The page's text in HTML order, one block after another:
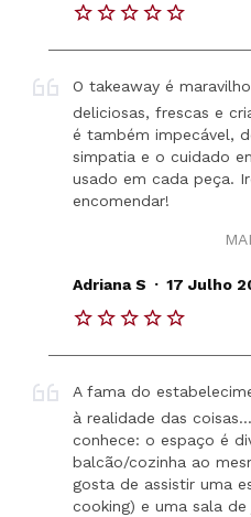
O takeaway é
deliciosas, frescas e
é também impecável,
simpatia e o cuidado
usado em cada peça.
encomendar!
Adriana S . 17 Julho
A fama do
à realidade das
conhece: o espaço é
balcão/cozinha ao
gosta de assistir uma
cooking) e uma sala de